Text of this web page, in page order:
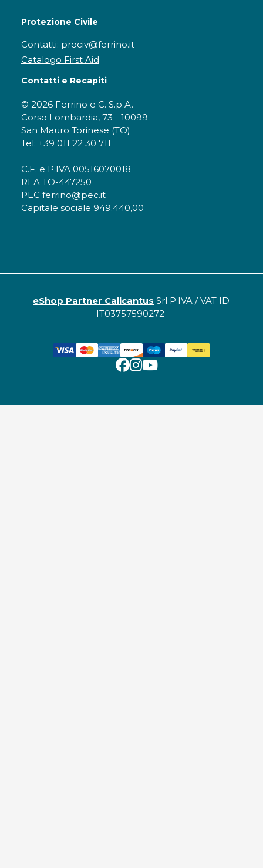
Protezione Civile
Contatti: prociv@ferrino.it
Catalogo First Aid
Contatti e Recapiti
© 2026 Ferrino e C. S.p.A.
Corso Lombardia, 73 - 10099
San Mauro Torinese (TO)
Tel: +39 011 22 30 711
C.F. e P.IVA 00516070018
REA TO-447250
PEC ferrino@pec.it
Capitale sociale 949.440,00
eShop Partner Calicantus Srl P.IVA / VAT ID
IT03757590272